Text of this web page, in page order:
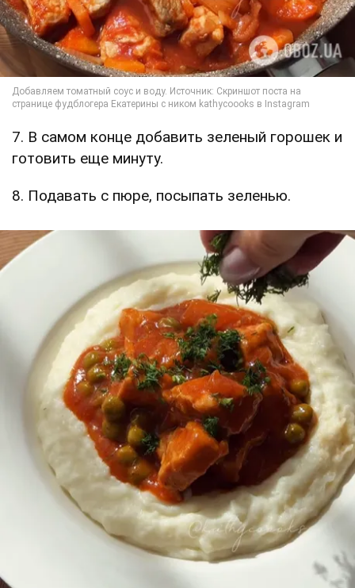
7. В самом конце добавить зеленый горошек и
готовить еще минуту.
8. Подавать с пюре, посыпать зеленью.